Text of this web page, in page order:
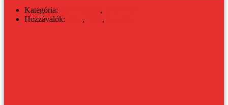
Kategória: ,
Hozzávalók:
, ,